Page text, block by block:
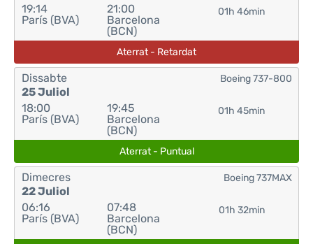
19:14
París (BVA)
21:00
Barcelona
(BCN)
01h 46min
Aterrat - Retardat
Dissabte
25 Juliol
18:00
París (BVA)
19:45
Barcelona
(BCN)
01h 45min
Boeing 737-800
Aterrat - Puntual
Dimecres
22 Juliol
06:16
París (BVA)
07:48
Barcelona
(BCN)
01h 32min
Boeing 737MAX